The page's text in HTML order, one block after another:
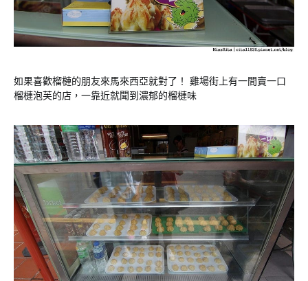
如果喜歡榴槤的朋友來馬來西亞就對了！ 雞場街上有一間賣一口
榴槤泡芙的店，一靠近就聞到濃郁的榴槤味